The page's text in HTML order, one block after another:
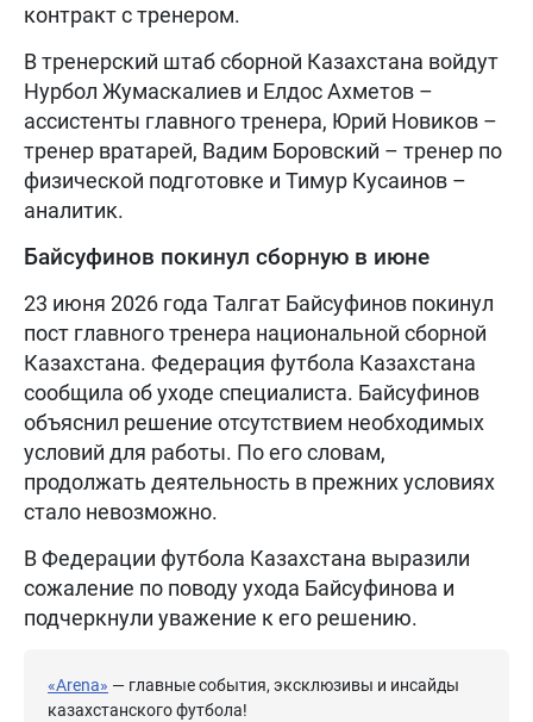
контракт с тренером.
В тренерский штаб сборной Казахстана войдут
Нурбол Жумаскалиев и Елдос Ахметов –
ассистенты главного тренера, Юрий Новиков –
тренер вратарей, Вадим Боровский – тренер по
физической подготовке и Тимур Кусаинов –
аналитик.
Байсуфинов покинул сборную в июне
23 июня 2026 года Талгат Байсуфинов покинул
пост главного тренера национальной сборной
Казахстана. Федерация футбола Казахстана
сообщила об уходе специалиста. Байсуфинов
объяснил решение отсутствием необходимых
условий для работы. По его словам,
продолжать деятельность в прежних условиях
стало невозможно.
В Федерации футбола Казахстана выразили
сожаление по поводу ухода Байсуфинова и
подчеркнули уважение к его решению.
«Arena» — главные события, эксклюзивы и инсайды
казахстанского футбола!